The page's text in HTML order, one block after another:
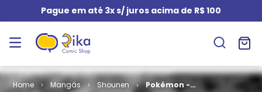
Pague em até 3x s/ juros acima de R$ 100
Mangás Shounen
Pokémon -